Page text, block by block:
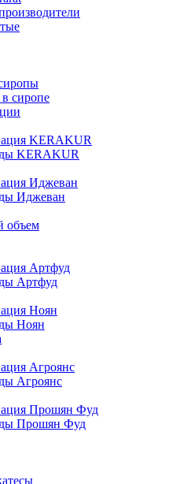
сиропе
KERAKUR
KERAKUR
Иджеван
Иджеван
объем
Артфуд
Артфуд
Ноян
Ноян
Агроянс
Агроянс
Прошян Фуд
Прошян Фуд